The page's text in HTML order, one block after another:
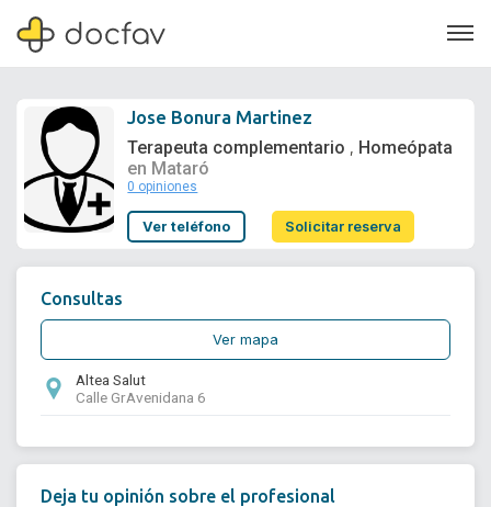
Quiénes somos
Jose Bonura Martinez
Terapeuta complementario , Homeópata
en Mataró
0 opiniones
Ver teléfono Solicitar reserva
Consultas
Ver mapa
Altea Salut
Calle GrAvenidana 6
Deja tu opinión sobre el profesional